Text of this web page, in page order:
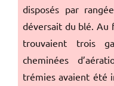
disposés par
déversait du blé. Au
trouvaient trois
cheminées
trémies avaient été